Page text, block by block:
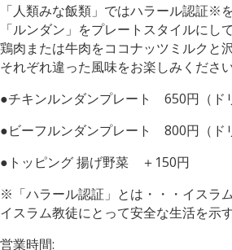
「人類みな飯類」ではハラール認証※
「ルンダン」をプレートスタイルにし
鶏肉または牛肉をココナッツミルクと
それぞれ違った風味をお楽しみください
●チキンルンダンプレート 650円（ド
●ビーフルンダンプレート 800円（ド
●トッピング 揚げ野菜 ＋150円
※「ハラール認証」とは・・・イスラ
イスラム教徒にとって安全な生活を示
営業時間: